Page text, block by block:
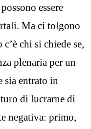
essere
Ma ci tolgono
chi si chiede se,
plenaria per un
sia entrato in
di lucrarne di
negativa: primo,